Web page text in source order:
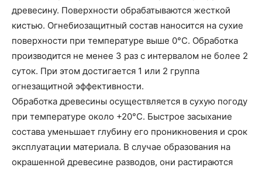
древесину. Поверхности обрабатываются жесткой
кистью. Огнебиозащитный состав наносится на сухие
поверхности при температуре выше 0°С. Обработка
производится не менее 3 раз с интервалом не более 2
суток. При этом достигается 1 или 2 группа
огнезащитной эффективности.
Обработка древесины осуществляется в сухую погоду
при температуре около +20°С. Быстрое засыхание
состава уменьшает глубину его проникновения и срок
эксплуатации материала. В случае образования на
окрашенной древесине разводов, они растираются